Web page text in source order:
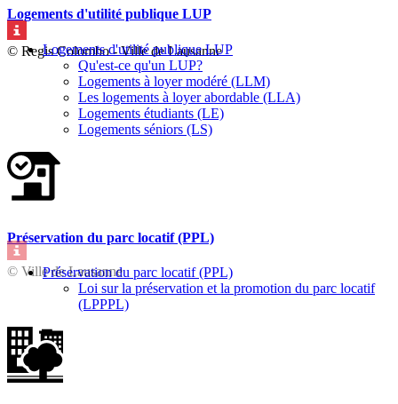
© Regis Colombo - Ville de Lausanne
© Ville de Lausanne
Logements d'utilité publique LUP
Logements d'utilité publique LUP
Qu'est-ce qu'un LUP?
Logements à loyer modéré (LLM)
Les logements à loyer abordable (LLA)
Logements étudiants (LE)
Logements séniors (LS)
Préservation du parc locatif (PPL)
Préservation du parc locatif (PPL)
Loi sur la préservation et la promotion du parc locatif
(LPPPL)